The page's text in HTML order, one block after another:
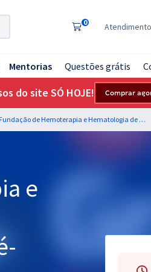
0 Atendimento
Mentorias Questões grátis
do site SÓ HOJE! Comprar
HEMOPE - Fundação de Hemoterapia e Hematologia de Pernambuco - Nutricionista (Módulo Especial) (Pré-Edital)
e